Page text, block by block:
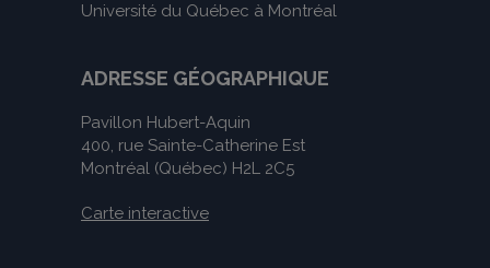
Université du Québec à Montréal
ADRESSE GÉOGRAPHIQUE
Pavillon Hubert-Aquin
400, rue Sainte-Catherine Est
Montréal (Québec) H2L 2C5
Carte interactive